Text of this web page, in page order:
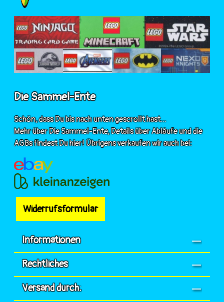
Die Sammel-Ente
Schön, dass Du bis nach unten gescrollt hast...
Mehr über Die Sammel-Ente, Details über Abläufe und die
AGBs findest Du hier! Übrigens verkaufen wir auch bei:
Widerrufsformular
Informationen
Rechtliches
Versand durch: